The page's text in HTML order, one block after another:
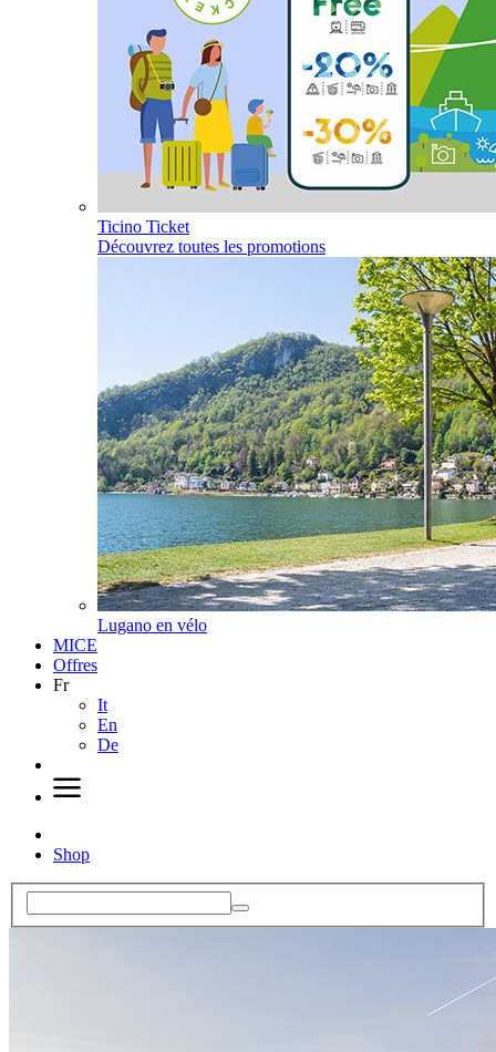
Ticino Ticket
Découvrez toutes les promotions
Lugano en vélo
MICE
Offres
Fr
It
En
De
Shop